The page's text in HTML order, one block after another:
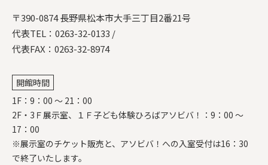
〒390-0874 長野県松本市大手三丁目2番21号
代表TEL： 0263-32-0133 /
代表FAX：0263-32-8974
開館時間
1F：9：00 ～ 21：00
2F・3Ｆ展示室、１Ｆ子ども体験ひろばアソビバ！：9：00 ～
17：00
※展示室のチケット販売と、アソビバ！への入室受付は16：30
で終了いたします。